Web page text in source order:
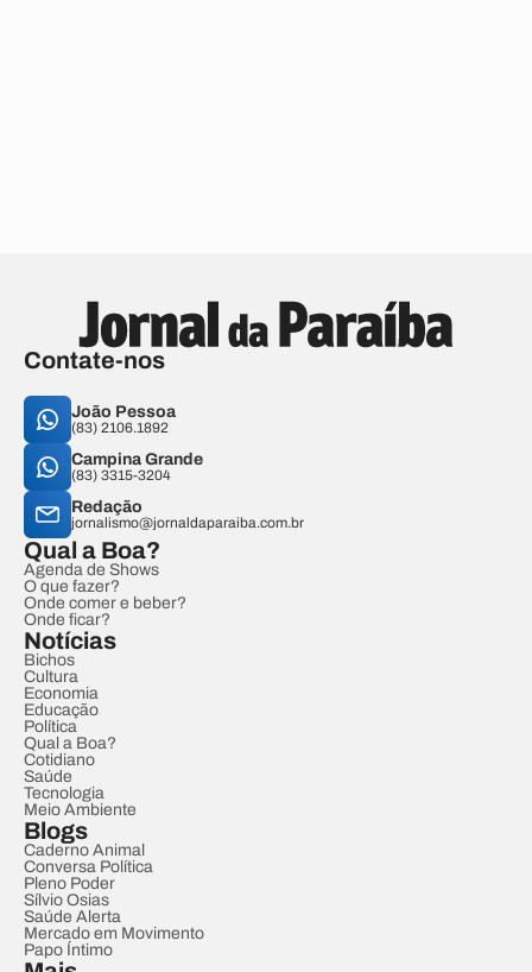
Contate-nos
João Pessoa
(83) 2106.1892
Campina Grande
(83) 3315-3204
Redação
jornalismo@jornaldaparaiba.com.br
Qual a Boa?
Agenda de Shows
O que fazer?
Onde comer e beber?
Onde ficar?
Notícias
Bichos
Cultura
Economia
Educação
Política
Qual a Boa?
Cotidiano
Saúde
Tecnologia
Meio Ambiente
Blogs
Caderno Animal
Conversa Política
Pleno Poder
Sílvio Osias
Saúde Alerta
Mercado em Movimento
Papo Íntimo